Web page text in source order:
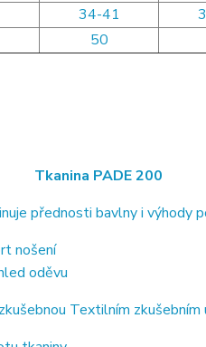
34-41
50
Tkanina PADE 200
přednosti bavlny i výhody
nošení
oděvu
Textilním zkušebním